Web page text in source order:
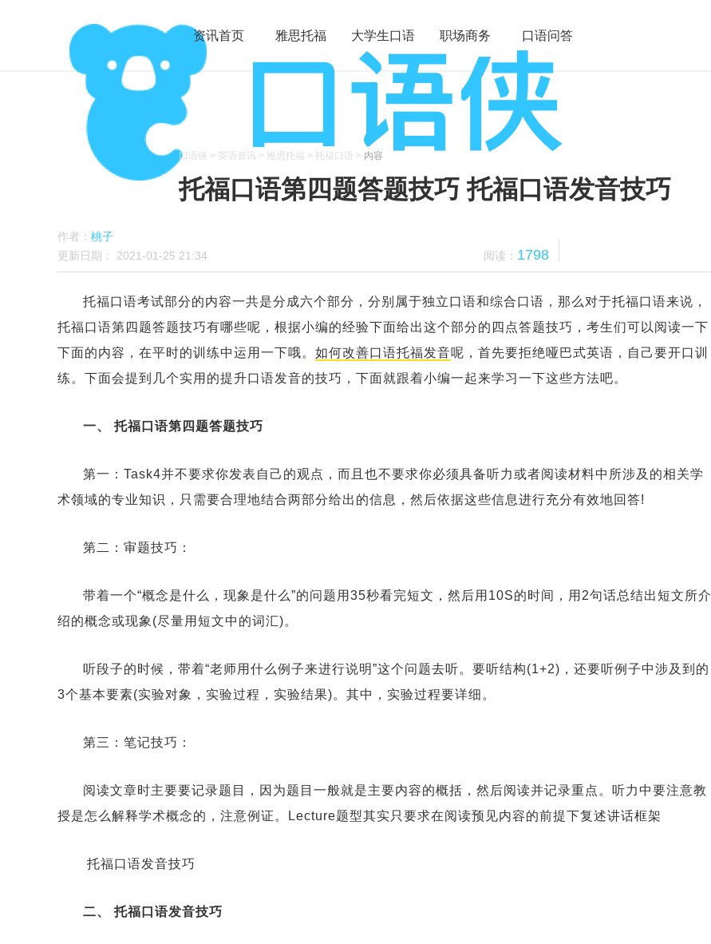
资讯首页 雅思托福 大学生口语 职场商务 口语问答
口语侠 > 英语资讯 > 雅思托福 > 托福口语 > 内容
托福口语第四题答题技巧 托福口语发音技巧
作者： 桃子
更新日期： 2021-01-25 21:34 阅读： 1798
托福口语考试部分的内容一共是分成六个部分，分别属于独立口语和综合口语，那么对于托福口语来说，
托福口语第四题答题技巧有哪些呢，根据小编的经验下面给出这个部分的四点答题技巧，考生们可以阅读一下
下面的内容，在平时的训练中运用一下哦。 如何改善口语托福发音呢，首先要拒绝哑巴式英语，自己要开口训
练。下面会提到几个实用的提升口语发音的技巧，下面就跟着小编一起来学习一下这些方法吧。
一、 托福口语第四题答题技巧
第一：Task4并不要求你发表自己的观点，而且也不要求你必须具备听力或者阅读材料中所涉及的相关学
术领域的专业知识，只需要合理地结合两部分给出的信息，然后依据这些信息进行充分有效地回答!
第二：审题技巧：
带着一个“概念是什么，现象是什么”的问题用35秒看完短文，然后用10S的时间，用2句话总结出短文所介
绍的概念或现象(尽量用短文中的词汇)。
听段子的时候，带着“老师用什么例子来进行说明”这个问题去听。要听结构(1+2)，还要听例子中涉及到的
3个基本要素(实验对象，实验过程，实验结果)。其中，实验过程要详细。
第三：笔记技巧：
阅读文章时主要要记录题目，因为题目一般就是主要内容的概括，然后阅读并记录重点。听力中要注意教
授是怎么解释学术概念的，注意例证。Lecture题型其实只要求在阅读预见内容的前提下复述讲话框架
托福口语发音技巧
二、 托福口语发音技巧